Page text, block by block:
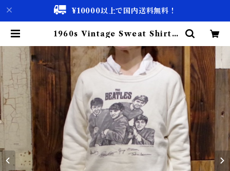
¥10000以上で国内送料無料！
1960s Vintage Sweat Shirts
ヴィンテージ スウェット 染み込み
プリント | 古着屋 仙台 biscco【古
着 & Vintage 通販】